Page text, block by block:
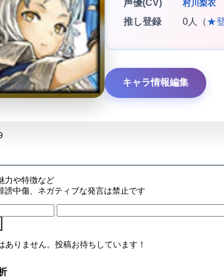
声優(CV)
村川梨衣
推し登録 0人（★
キャラ情報編集
力や特徴など
謗中傷、ネガティブな発言は禁止です
ありません。投稿お待ちしています！